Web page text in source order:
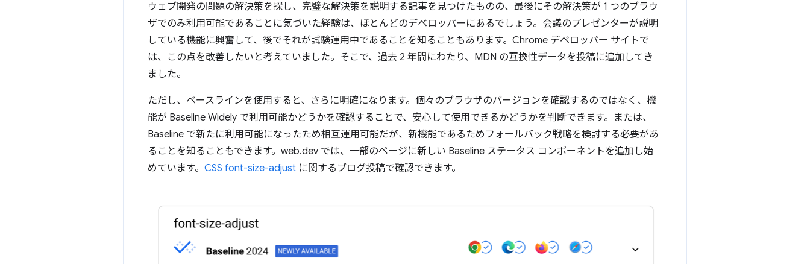
ウェブ開発の問題の解決策を探し、完璧な解決策を説明する記事を見つけたものの、最後にその解決策が 1 つのブラウ
ザでのみ利用可能であることに気づいた経験は、ほとんどのデベロッパーにあるでしょう。会議のプレゼンターが説明
している機能に興奮して、後でそれが試験運用中であることを知ることもあります。Chrome デベロッパー サイトで
は、この点を改善したいと考えていました。そこで、過去 2 年間にわたり、MDN の互換性データを投稿に追加してき
ました。
ただし、ベースラインを使用すると、さらに明確になります。個々のブラウザのバージョンを確認するのではなく、機
能が Baseline Widely で利用可能かどうかを確認することで、安心して使用できるかどうかを判断できます。または、
Baseline で新たに利用可能になったため相互運用可能だが、新機能であるためフォールバック戦略を検討する必要があ
ることを知ることもできます。web.dev では、一部のページに新しい Baseline ステータス コンポーネントを追加し始
めています。 CSS font-size-adjust に関するブログ投稿で確認できます。